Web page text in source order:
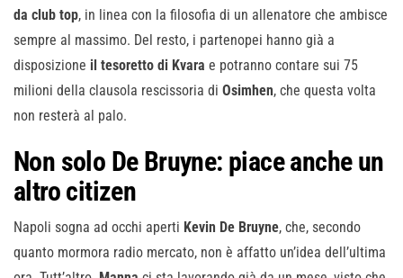
da club top, in linea con la filosofia di un allenatore che ambisce
sempre al massimo. Del resto, i partenopei hanno già a
disposizione il tesoretto di Kvara e potranno contare sui 75
milioni della clausola rescissoria di Osimhen, che questa volta
non resterà al palo.
Non solo De Bruyne: piace anche un
altro citizen
Napoli sogna ad occhi aperti Kevin De Bruyne, che, secondo
quanto mormora radio mercato, non è affatto un’idea dell’ultima